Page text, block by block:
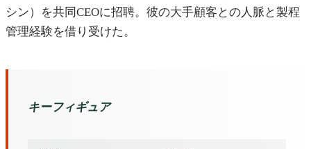
シン）を共同CEOに招聘。彼の大手顧客との人脈と製程
管理経験を借り受けた。
キーフィギュア